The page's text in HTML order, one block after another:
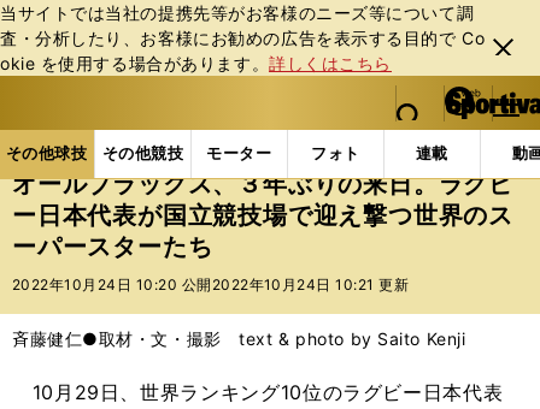
当サイトでは当社の提携先等がお客様のニーズ等について調
査・分析したり、お客様にお勧めの広告を表⽰する⽬的で Co
okie を使⽤する場合があります。詳しくはこちら
閉じ
る
web Sportiva (webスポルティーバ)
検索
マイペ
ー
ジ
メニュ
その他球技 その他競技 モーター フォト 連載 動
ス
ポ
ル
テ
ー
バ
その他球技の記事一覧 ラグビー オールブラックス
オールブラックス、３年ぶりの来日。ラグビ
ー日本代表が国立競技場で迎え撃つ世界のス
ーパースターたち
2022年10月24日 10:20 公開 2022年10月24日 10:21 更新
斉藤健仁●取材・文・撮影 text & photo by Saito Kenji
10月29日、世界ランキング10位のラグビー日本代表